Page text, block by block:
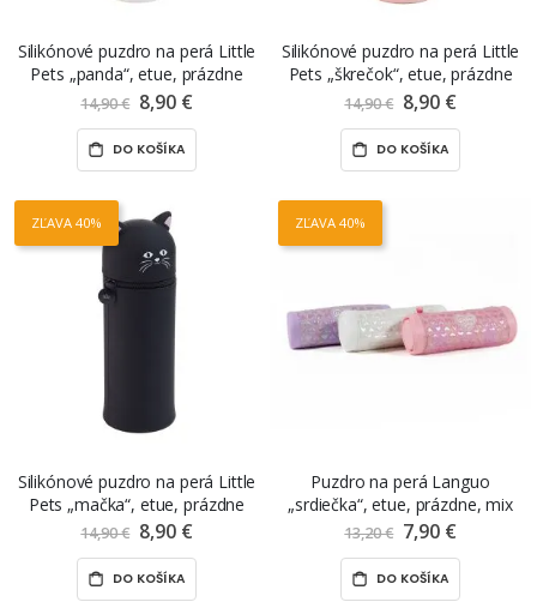
Silikónové puzdro na perá Little
Pets „panda“, etue, prázdne
14,90 € Znížená
cena
8,90 €
DO KOŠÍKA
Silikónové puzdro na perá Little
Pets „škrečok“, etue, prázdne
14,90 € Znížená
cena
8,90 €
DO KOŠÍKA
ZĽAVA 40%
Silikónové puzdro na perá Little
Pets „mačka“, etue, prázdne
14,90 € Znížená
cena
8,90 €
DO KOŠÍKA
ZĽAVA 40%
Puzdro na perá Languo
„srdiečka“, etue, prázdne, mix
farieb
13,20 € Znížená
cena
7,90 €
DO KOŠÍKA